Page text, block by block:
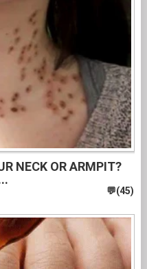
NECK OR ARMPIT?